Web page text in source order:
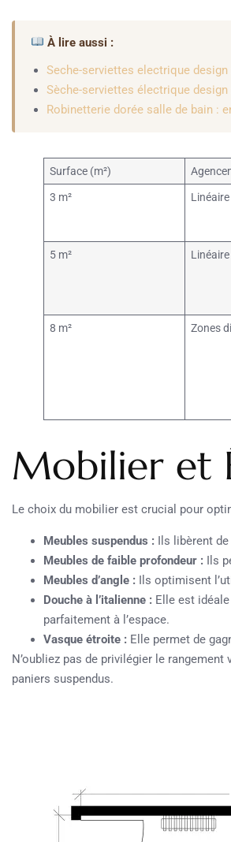
À lire aussi :
Seche-serviettes electrique
Sèche-serviettes électrique
Robinetterie dorée salle de bain :
Surface (m²)
3 m² Linéaire
5 m² Linéaire
8 m² Zones
Mobilier et
Le choix du mobilier est crucial pour
Meubles suspendus : Ils libèrent
Meubles de faible profondeur : Ils
Meubles d’angle : Ils optimisent
Douche à l’italienne : Elle est
parfaitement à l’espace.
Vasque étroite : Elle permet de
N’oubliez pas de privilégier le
paniers suspendus.